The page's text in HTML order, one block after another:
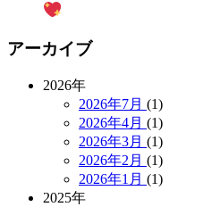
アーカイブ
2026年
2026年7月 (1)
2026年4月 (1)
2026年3月 (1)
2026年2月 (1)
2026年1月 (1)
2025年